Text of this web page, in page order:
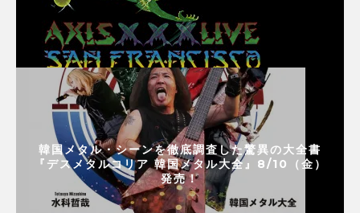
韓国メタル・シーンを徹底調査した驚異の大全書
『デスメタルコリア 韓国メタル大全』8/10（金）
発売！